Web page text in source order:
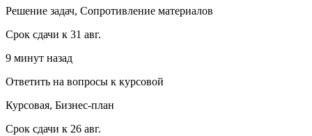
Решение задач, Сопротивление материалов
Срок сдачи к 31 авг.
9 минут назад
Ответить на вопросы к курсовой
Курсовая, Бизнес-план
Срок сдачи к 26 авг.